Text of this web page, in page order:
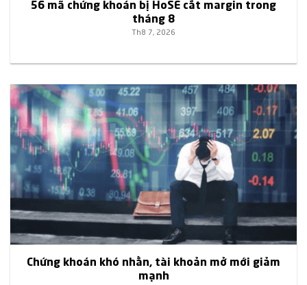
56 mã chứng khoán bị HoSE cắt margin trong
tháng 8
Th8 7, 2026
Chứng khoán khó nhằn, tài khoản mở mới giảm
mạnh